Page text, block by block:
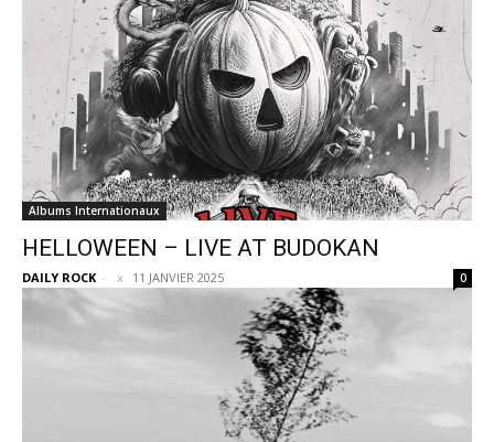
Albums Internationaux
HELLOWEEN – LIVE AT BUDOKAN
DAILY ROCK - 11 JANVIER 2025 0